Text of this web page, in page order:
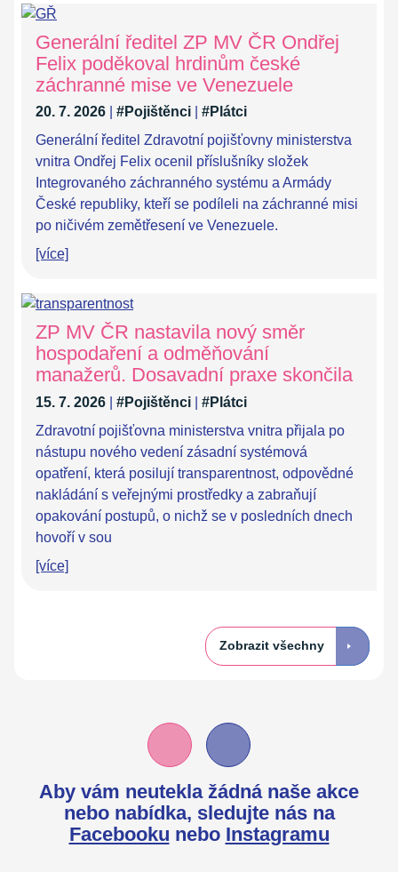
Generální ředitel ZP MV ČR Ondřej
Felix poděkoval hrdinům české
záchranné mise ve Venezuele
20. 7. 2026 #Pojištěnci
#Plátci
Generální ředitel Zdravotní pojišťovny ministerstva
vnitra Ondřej Felix ocenil příslušníky složek
Integrovaného záchranného systému a Armády
České republiky, kteří se podíleli na záchranné misi
po ničivém zemětřesení ve Venezuele.
[více]
ZP MV ČR nastavila nový směr
hospodaření a odměňování
manažerů. Dosavadní praxe skončila
15. 7. 2026 #Pojištěnci
#Plátci
Zdravotní pojišťovna ministerstva vnitra přijala po
nástupu nového vedení zásadní systémová
opatření, která posilují transparentnost, odpovědné
nakládání s veřejnými prostředky a zabraňují
opakování postupů, o nichž se v posledních dnech
hovoří v sou
[více]
Zobrazit všechny
Aby vám neutekla žádná naše akce
nebo nabídka, sledujte nás na
Facebooku nebo Instagramu